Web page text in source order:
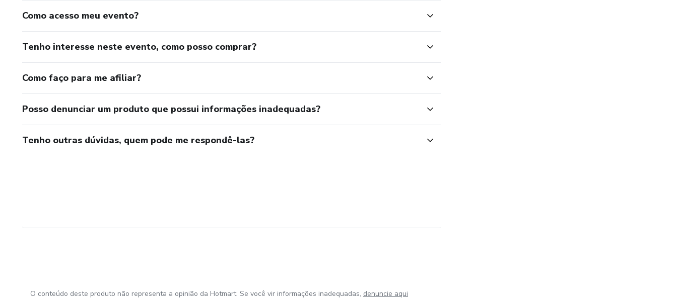
Como acesso meu evento?
Tenho interesse neste evento, como posso comprar?
Como faço para me afiliar?
Posso denunciar um produto que possui informações inadequadas?
Tenho outras dúvidas, quem pode me respondê-las?
O conteúdo deste produto não representa a opinião da Hotmart. Se você vir informações inadequadas, denuncie aqui